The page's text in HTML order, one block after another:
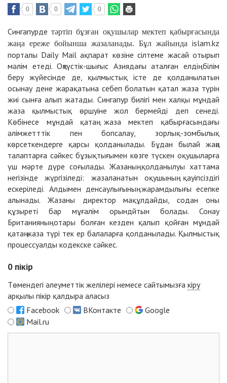
0 0 0
Сингапурдетәртіп бұзған оқушылар мектеп қабырғасында
жаңа ереже бойынша жазаланады. Бұл жайында islam.kz
порталы Daily Mail ақпарат көзіне сілтеме жасай отырып
мәлім етеді. Оңтүстік-шығыс Азиядағы аталған елдің білім
беру жүйесінде де, қылмыстық істе де қолданылатын
осынау дене жарақатына себеп болатын қатал жаза түрін
жиі сынға алып жатады. Сингапур билігі мен халқы мұндай
жаза қылмыстық өршуіне жол бермейді деп сенеді.
Көбінесе мұндай қатаң жаза мектеп қабырғасындағы
әлімжетттік пен бопсалау, зорлық-зомбылық
көрсеткендерге қарсы қолданылады. Бұдан былай жаңа
талаптарға сәйкес бұзықтығымен көзге түскен оқушыларға
үш мәрте дүре соғылады. Жазаның қолданылуы хаттама
негізінде жүргізіледі: жазаланатын оқушының қауіпсіздігі
ескеріледі. Алдымен денсаулығының жарамдылығы есепке
алынады. Жазаны директор мақұлдайды, содан оны
құзыреті бар мұғалім орындйтын болады. Сонау
Британияның отары болған кезден қалып қойған мұндай
қатаң жаза түрі тек ер балаларға қолданылады. Қылмыстық
процессуалды кодекске сәйкес.
0 пікір
Төмендегі әлеуметтік желілері немесе сайтымызға кіру
арқылы пікір қалдыра аласыз
Facebook
ВКонтакте
Google
Mail.ru